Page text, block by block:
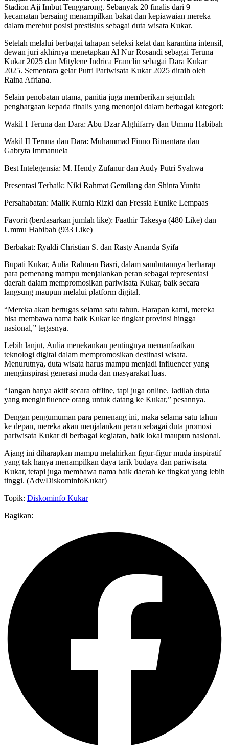
Stadion Aji Imbut Tenggarong. Sebanyak 20 finalis dari 9
kecamatan bersaing menampilkan bakat dan kepiawaian mereka
dalam merebut posisi prestisius sebagai duta wisata Kukar.
Setelah melalui berbagai tahapan seleksi ketat dan karantina intensif,
dewan juri akhirnya menetapkan Al Nur Rosandi sebagai Teruna
Kukar 2025 dan Mitylene Indrica Franclin sebagai Dara Kukar
2025. Sementara gelar Putri Pariwisata Kukar 2025 diraih oleh
Raina Afriana.
Selain penobatan utama, panitia juga memberikan sejumlah
penghargaan kepada finalis yang menonjol dalam berbagai kategori:
Wakil I Teruna dan Dara: Abu Dzar Alghifarry dan Ummu Habibah
Wakil II Teruna dan Dara: Muhammad Finno Bimantara dan
Gabryta Immanuela
Best Intelegensia: M. Hendy Zufanur dan Audy Putri Syahwa
Presentasi Terbaik: Niki Rahmat Gemilang dan Shinta Yunita
Persahabatan: Malik Kurnia Rizki dan Fressia Eunike Lempaas
Favorit (berdasarkan jumlah like): Faathir Takesya (480 Like) dan
Ummu Habibah (933 Like)
Berbakat: Ryaldi Christian S. dan Rasty Ananda Syifa
Bupati Kukar, Aulia Rahman Basri, dalam sambutannya berharap
para pemenang mampu menjalankan peran sebagai representasi
daerah dalam mempromosikan pariwisata Kukar, baik secara
langsung maupun melalui platform digital.
“Mereka akan bertugas selama satu tahun. Harapan kami, mereka
bisa membawa nama baik Kukar ke tingkat provinsi hingga
nasional,” tegasnya.
Lebih lanjut, Aulia menekankan pentingnya memanfaatkan
teknologi digital dalam mempromosikan destinasi wisata.
Menurutnya, duta wisata harus mampu menjadi influencer yang
menginspirasi generasi muda dan masyarakat luas.
“Jangan hanya aktif secara offline, tapi juga online. Jadilah duta
yang menginfluence orang untuk datang ke Kukar,” pesannya.
Dengan pengumuman para pemenang ini, maka selama satu tahun
ke depan, mereka akan menjalankan peran sebagai duta promosi
pariwisata Kukar di berbagai kegiatan, baik lokal maupun nasional.
Ajang ini diharapkan mampu melahirkan figur-figur muda inspiratif
yang tak hanya menampilkan daya tarik budaya dan pariwisata
Kukar, tetapi juga membawa nama baik daerah ke tingkat yang lebih
tinggi. (Adv/DiskominfoKukar)
Topik: Diskominfo Kukar
Bagikan: